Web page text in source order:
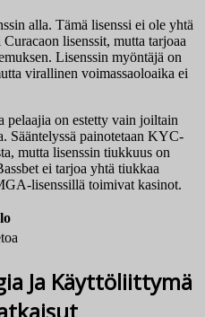
alla. Tämä lisenssi ei ole yhtä
lisenssit, mutta tarjoaa
Lisenssin myöntäjä on
virallinen voimassaoloaika ei
pelaajia on estetty vain joiltain
Sääntelyssä painotetaan KYC-
mutta lisenssin tiukkuus on
ei tarjoa yhtä tiukkaa
lisenssillä toimivat kasinot.
Ja Käyttöliittymä